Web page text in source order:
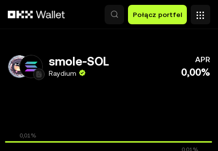
Połącz portfel
smole-SOL
Raydium
APR
0,00%